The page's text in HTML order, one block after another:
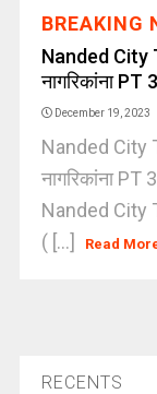
BREAKING
Nanded City
नागरिकांना PT
December 19, 2023
Nanded City
नागरिकांना PT
Nanded City
( [...]
Read
RECENTS